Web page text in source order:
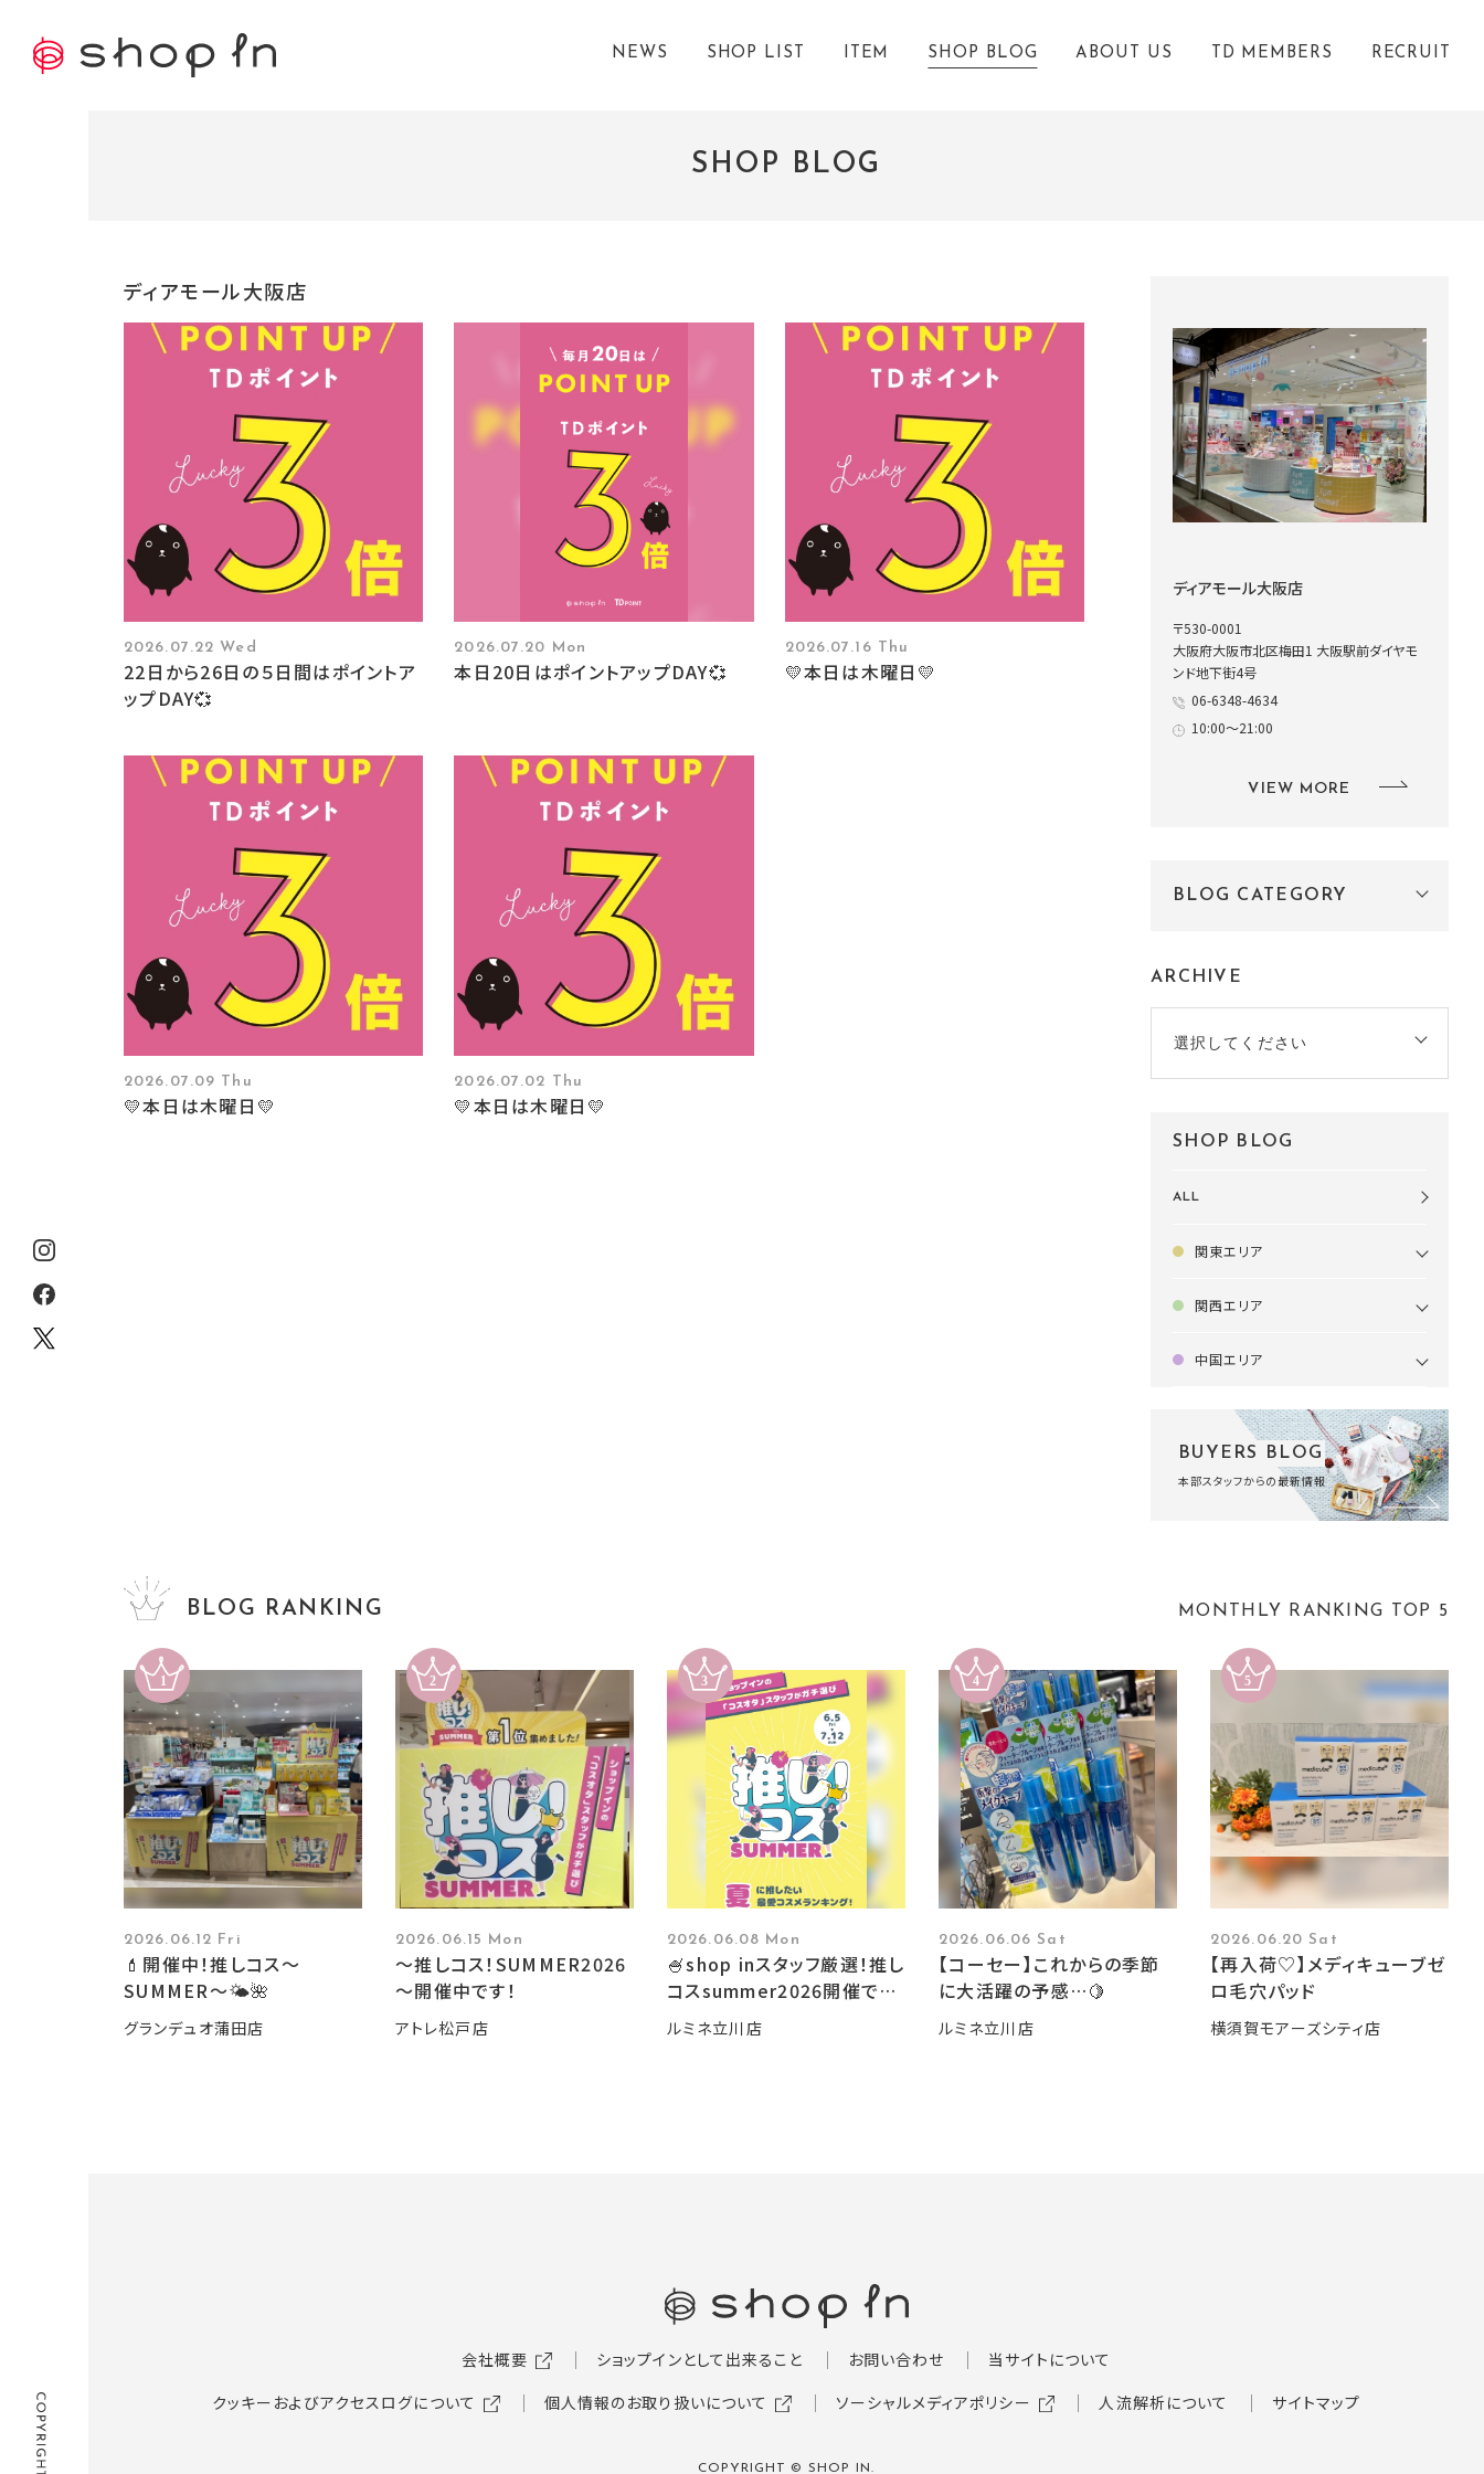
NEWS SHOP LIST ITEM SHOP BLOG ABOUT US TD MEMBERS RECRUIT
SHOP BLOG
ディアモール大阪店
2026.07.22 Wed
22日から26日の５日間はポイントア
ップDAY💞
2026.07.20 Mon
本日20日はポイントアップDAY💞
2026.07.16 Thu
💛本日は木曜日💛
2026.07.09 Thu
💛本日は木曜日💛
2026.07.02 Thu
💛本日は木曜日💛
ディアモール大阪店
〒530-0001
大阪府大阪市北区梅田1 大阪駅前ダイヤモ
ンド地下街4号
06-6348-4634
10:00～21:00
VIEW MORE
BLOG CATEGORY
ARCHIVE
選択してください
SHOP BLOG
ALL
関東エリア
関西エリア
中国エリア
BUYERS BLOG
本部スタッフからの最新情報
BLOG RANKING MONTHLY RANKING TOP 5
2026.06.12 Fri
💄開催中！推しコス〜
SUMMER〜🌤️🌺
グランデュオ蒲田店
2026.06.15 Mon
～推しコス！SUMMER2026
～開催中です！
アトレ松戸店
2026.06.08 Mon
🍧shop inスタッフ厳選！推し
コスsummer2026開催です
🍧
ルミネ立川店
2026.06.06 Sat
【コーセー】これからの季節
に大活躍の予感…🍋
ルミネ立川店
2026.06.20 Sat
【再入荷♡】メディキューブゼ
ロ毛穴パッド
横須賀モアーズシティ店
会社概要 ショップインとして出来ること お問い合わせ
当サイトについて
クッキーおよびアクセスログについて
個人情報のお取り扱いについて ソーシャルメディアポリシー 人流解析について サイトマップ
COPYRIGHT © SHOP IN.